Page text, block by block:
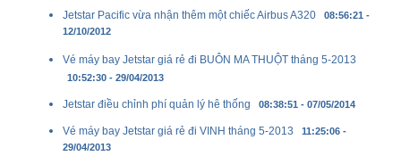
Jetstar Pacific vừa nhận thêm một chiếc Airbus A320 08:56:21 -
12/10/2012
Vé máy bay Jetstar giá rẻ đi BUÔN MA THUỘT tháng 5-2013
10:52:30 - 29/04/2013
Jetstar điều chỉnh phí quản lý hê thống 08:38:51 - 07/05/2014
Vé máy bay Jetstar giá rẻ đi VINH tháng 5-2013 11:25:06 -
29/04/2013